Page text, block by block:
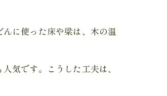
に使った床や梁は、木の温
気です。こうした工夫は、